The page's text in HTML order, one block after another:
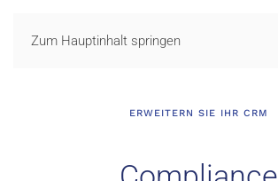
Zum Hauptinhalt springen
ERWEITERN SIE IHR CRM